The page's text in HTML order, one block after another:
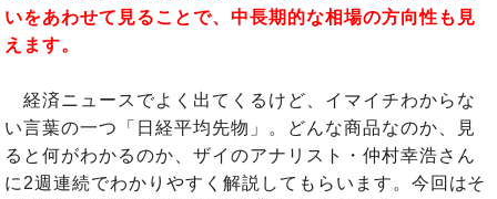
いをあわせて見ることで、中長期的な相場の方向性も見
えます。
経済ニュースでよく出てくるけど、イマイチわからな
い言葉の一つ「日経平均先物」。どんな商品なのか、見
ると何がわかるのか、ザイのアナリスト・仲村幸浩さん
に2週連続でわかりやすく解説してもらいます。今回はそ